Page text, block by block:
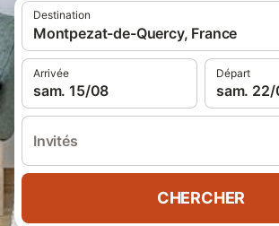
Destination
Montpezat-de-Quercy, France
Arrivée
sam. 15/08
Départ
sam.
Invités
CHERCHER